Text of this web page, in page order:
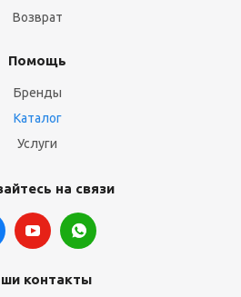
Возврат
Помощь
Бренды
Каталог
Услуги
на связи
контакты